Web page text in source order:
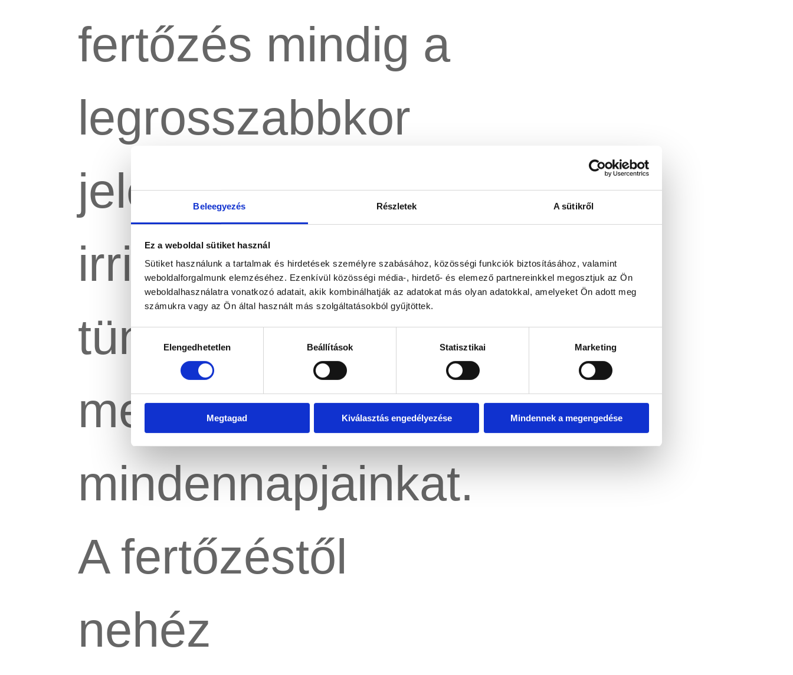
Beleegyezés Részletek A sütikről
Ez a weboldal sütiket használ
Sütiket használunk a tartalmak és hirdetések személyre szabásához, közösségi funkciók biztosításához, valamint
weboldalforgalmunk elemzéséhez. Ezenkívül közösségi média-, hirdető- és elemező partnereinkkel megosztjuk az Ön
weboldalhasználatra vonatkozó adatait, akik kombinálhatják az adatokat más olyan adatokkal, amelyeket Ön adott meg
számukra vagy az Ön által használt más szolgáltatásokból gyűjtöttek.
Hozzájárulás
kiválasztásaElengedhetetlen Beállítások Statisztikai Marketing
Megtagad Kiválasztás engedélyezése Mindennek a megengedése
fertőzés mindig a
legrosszabbkor
jelentkezik és az
irritáló, kínzó
tünetek
megkeserítik a
mindennapjainkat.
A fertőzéstől
nehéz